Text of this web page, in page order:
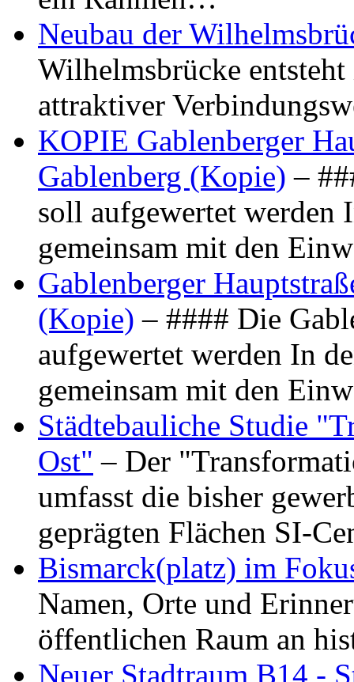
Neubau der
Wilhelmsbrücke
attraktiver
KOPIE Gablenberger
Gablenberg (Kopie) –
soll aufgewertet werden
gemeinsam mit den
Gablenberger
(Kopie) – #### Die
aufgewertet werden In
gemeinsam mit den
Städtebauliche Studie
Ost" – Der
umfasst die bisher
geprägten Flächen SI-
Bismarck(platz) im
Namen, Orte und
öffentlichen Raum an
Neuer Stadtraum B14 -